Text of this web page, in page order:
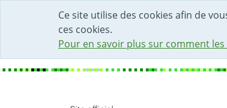
Ce site utilise des cookies afin de
ces cookies.
Pour en savoir plus sur comment
DÉBUT DU CONTENU DE LA PAGE
ACCÈS AU CHAMP DE RECHERCHE
PAGE D'ACCUEIL
FORMULAIRE DE CONTACT